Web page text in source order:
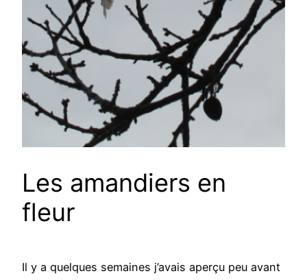
Les amandiers en
fleur
Il y a quelques semaines j’avais aperçu peu avant